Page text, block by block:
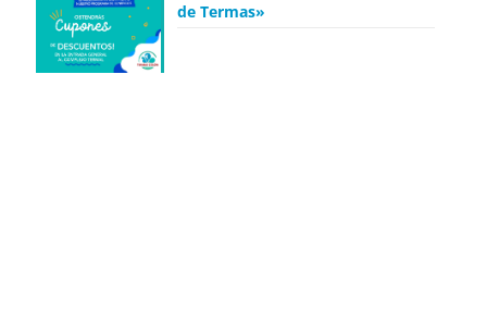
de Termas»